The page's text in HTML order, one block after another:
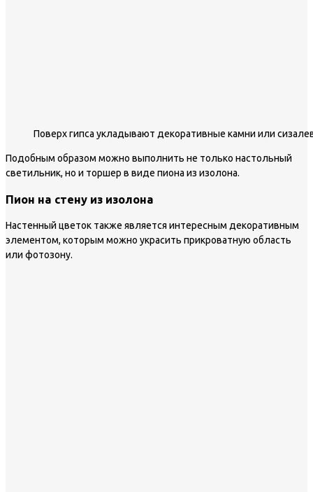
Поверх гипса укладывают декоративные камни или
Подобным образом можно выполнить не только настольный
светильник, но и торшер в виде пиона из изолона.
Пион на стену из изолона
Настенный цветок также является интересным декоративным
элементом, которым можно украсить прикроватную область
или фотозону.